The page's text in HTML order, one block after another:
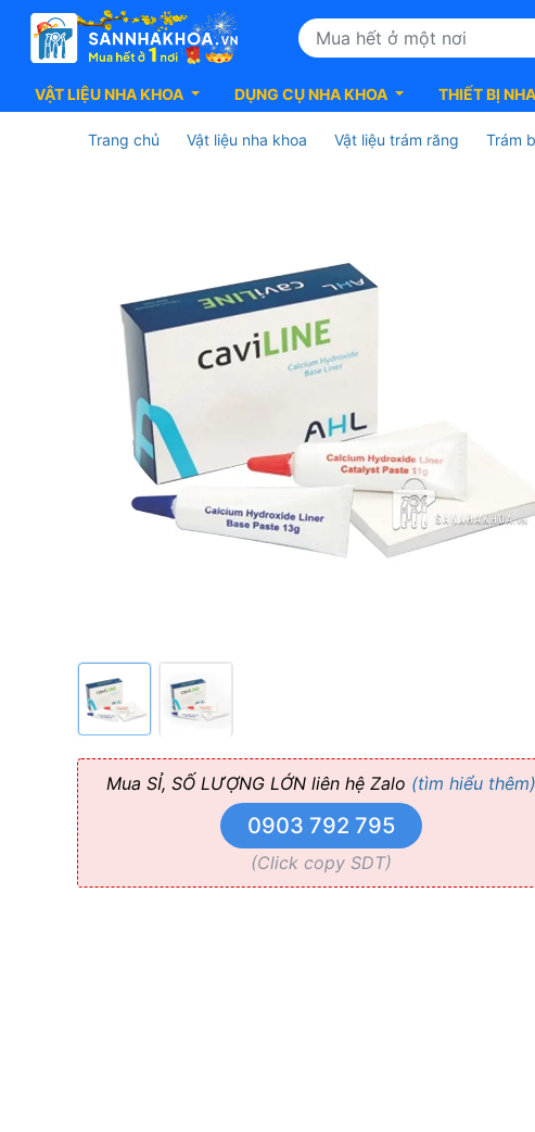
VẬT LIỆU NHA KHOA DỤNG CỤ NHA KHOA THIẾT BỊ
Trang chủ Vật liệu nha khoa Vật liệu trám răng Trám
trám
lót
răng
Caviline
AHL
Mua SỈ, SỐ LƯỢNG LỚN liên hệ Zalo (tìm hiểu thêm)
0903 792 795
(Click copy SDT)